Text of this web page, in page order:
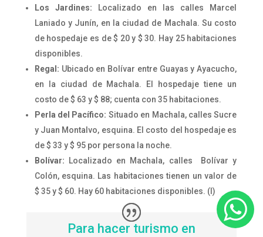
Los Jardines:
Localizado en las calles Marcel
Laniado y Junín, en la ciudad de Machala. Su costo
de hospedaje es de $ 20 y $ 30. Hay 25 habitaciones
disponibles.
Regal: Ubicado en Bolívar entre Guayas y Ayacucho,
en la ciudad de Machala. El hospedaje tiene un
costo de $ 63 y $ 88; cuenta con 35 habitaciones.
Perla del Pacífico: Situado en Machala, calles Sucre
y Juan Montalvo, esquina. El costo del hospedaje es
de $ 33 y $ 95 por persona la noche.
Bolívar:
Localizado en Machala, calles Bolívar y
Colón, esquina. Las habitaciones tienen un valor de
$ 35 y $ 60. Hay 60 habitaciones disponibles. (I)
Para hacer turismo en